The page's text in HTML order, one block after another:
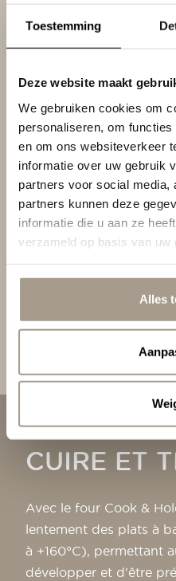
Toestemming
Deze website maakt
We gebruiken cookies om
personaliseren, om
en om ons websiteverkeer
informatie over uw gebruik
partners voor social media,
partners kunnen deze
informatie die u aan ze
verzameld op basis van uw
Alles
À
WebApp, vous avez
WiFi, vous permettant
de surveiller les
données HACCP. Les
l'extérieur, où vous
personnelle ou un logo
transport interne de l'air
uniforme dans la
de tiroirs chauffants
de l'humidité pendant
Avec deux grilles de
facilement contrôler le
déplacer.
CUIRE ET
Avec le four Cook &
lentement des plats à
à +160°C), permettant
développer et d'être